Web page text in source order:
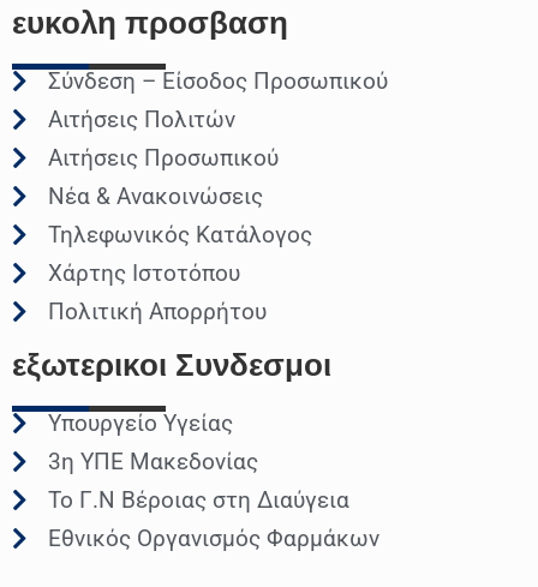
ευκολη προσβαση
Σύνδεση – Είσοδος Προσωπικού
Αιτήσεις Πολιτών
Αιτήσεις Προσωπικού
Νέα & Ανακοινώσεις
Τηλεφωνικός Κατάλογος
Χάρτης Ιστοτόπου
Πολιτική Απορρήτου
εξωτερικοι Συνδεσμοι
Υπουργείο Υγείας
3η ΥΠΕ Μακεδονίας
Το Γ.Ν Βέροιας στη Διαύγεια
Εθνικός Οργανισμός Φαρμάκων